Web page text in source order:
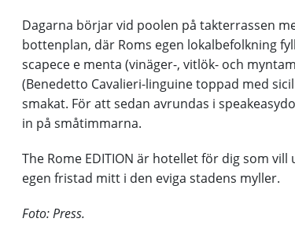
Dagarna börjar vid poolen på takterrassen
bottenplan, där Roms egen lokalbefolkning
scapece e menta (vinäger-, vitlök- och
(Benedetto Cavalieri-linguine toppad med
smakat. För att sedan avrundas i
in på småtimmarna.
The Rome EDITION är hotellet för dig som
egen fristad mitt i den eviga stadens myller.
Foto: Press.